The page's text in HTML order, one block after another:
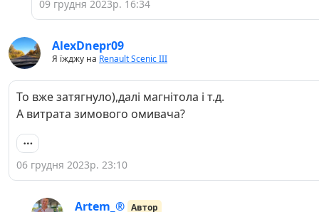
09 грудня 2023р. 16:34
AlexDnepr09
Я їжджу на Renault Scenic III
То вже затягнуло),далі магнітола і т.д.
А витрата зимового омивача?
06 грудня 2023р. 23:10
Artem_® Автор